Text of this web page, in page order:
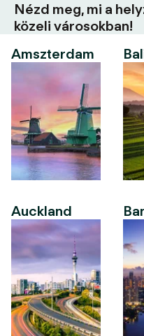
Nézd meg, mi a
közeli városokban!
Amszterdam
Auckland